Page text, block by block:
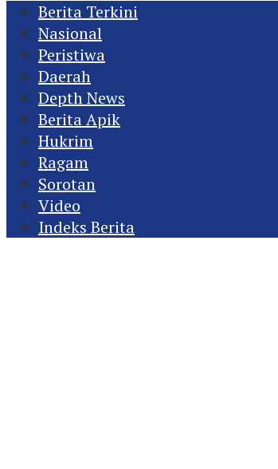
Berita Terkini
Nasional
Peristiwa
Daerah
Depth News
Berita Apik
Hukrim
Ragam
Sorotan
Video
Indeks Berita